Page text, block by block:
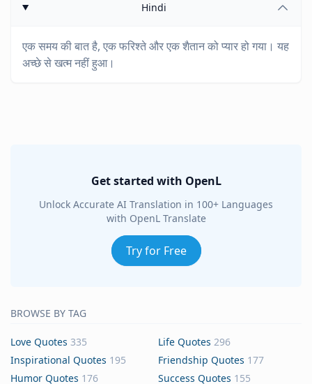
Hindi
एक समय की बात है, एक फरिश्ते और एक शैतान को प्यार हो गया। यह
अच्छे से खत्म नहीं हुआ।
Get started with OpenL
Unlock Accurate AI Translation in 100+ Languages
with OpenL Translate
Try for Free
BROWSE BY TAG
Love Quotes 335 Life Quotes 296
Inspirational Quotes 195 Friendship Quotes 177
Humor Quotes 176 Success Quotes 155